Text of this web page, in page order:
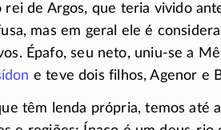
rei de Argos, que teria vivido
mas em geral ele é
Épafo, seu neto, uniu-se a
e teve dois filhos, Agenor e
têm lenda própria, temos até